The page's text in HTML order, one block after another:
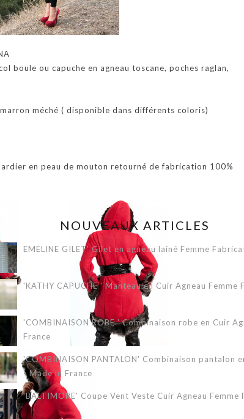
boule ou capuche en agneau toscane, poches raglan,
méché ( disponible dans différents coloris)
en peau de mouton retourné de fabrication 100%
NOUVEAUX ARTICLES
EMELINE GILET' Gilet en agneau lainé Femme
'KATHY CAPUCHE ' Manteau en Cuir Agneau
'COMBINAISON ROBE ' Combinaison robe en Cuir
France
'COMBINAISON PANTALON' Combinaison pantalon
- Made in France
'BALTIMORE' Coupe Vent Veste Cuir Agneau